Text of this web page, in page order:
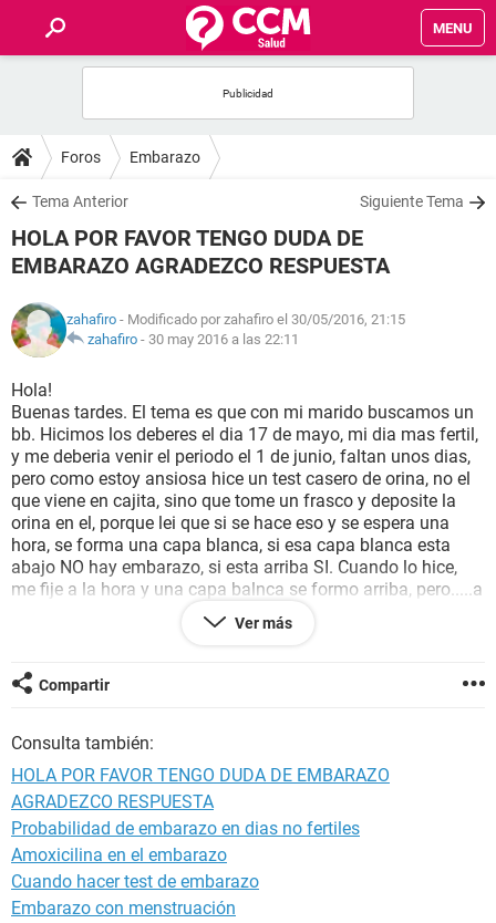
MENU
FOROS
SALUD
FAMILIA
NUTRICIÓN
SEXUALIDAD
GLOSARIO
Foros Embarazo
Tema Anterior Siguiente Tema
HOLA POR FAVOR TENGO DUDA DE
EMBARAZO AGRADEZCO RESPUESTA
zahafiro - Modificado por zahafiro el 30/05/2016, 21:15
zahafiro - 30 may 2016 a las 22:11
Hola!
Buenas tardes. El tema es que con mi marido buscamos un
bb. Hicimos los deberes el dia 17 de mayo, mi dia mas fertil,
y me deberia venir el periodo el 1 de junio, faltan unos dias,
pero como estoy ansiosa hice un test casero de orina, no el
que viene en cajita, sino que tome un frasco y deposite la
orina en el, porque lei que si se hace eso y se espera una
hora, se forma una capa blanca, si esa capa blanca esta
abajo NO hay embarazo, si esta arriba SI. Cuando lo hice,
me fije a la hora y una capa balnca se formo arriba, pero.....a
las horas lo vuelvo a ver y esa capa blanca ya esta abajo...
Alguien sabe por favor, si eso funciona o es mentira.
Ver más
Compartir
Consulta también:
HOLA POR FAVOR TENGO DUDA DE EMBARAZO
AGRADEZCO RESPUESTA
Probabilidad de embarazo en dias no fertiles
Amoxicilina en el embarazo
Cuando hacer test de embarazo
Embarazo con menstruación